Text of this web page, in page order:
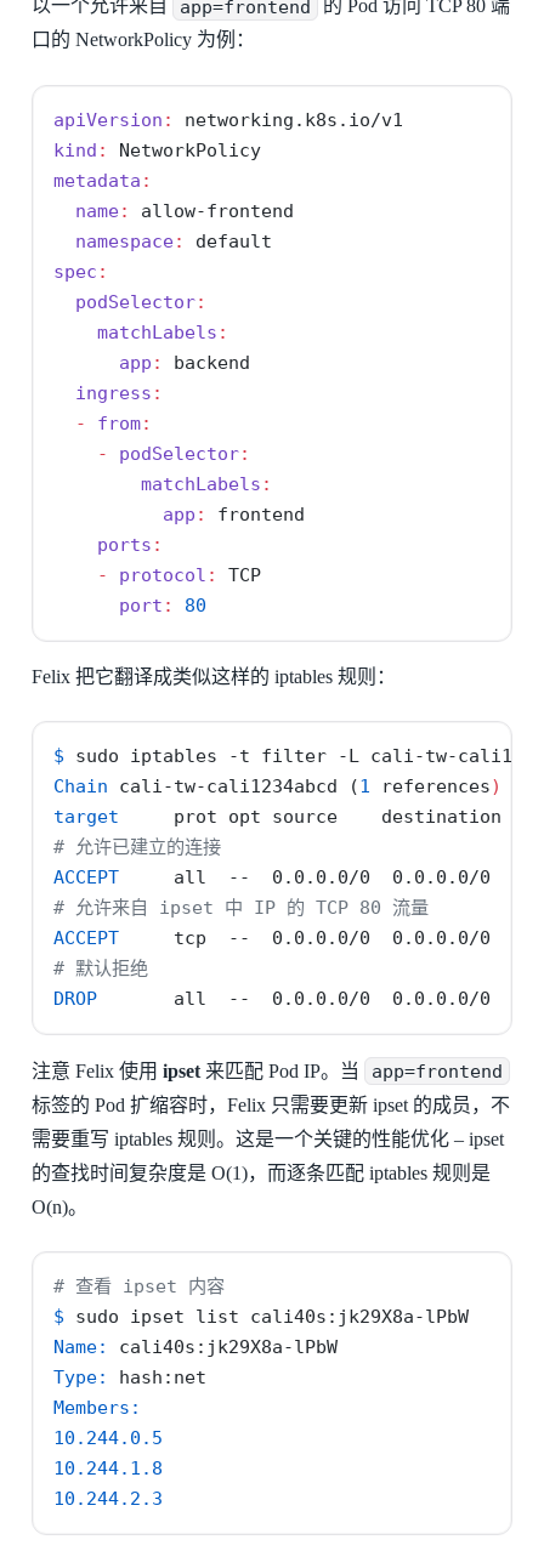
以一个允许来自 app=frontend
的 Pod 访问 TCP 80 端
口的 NetworkPolicy 为例：
apiVersion :
networking.k8s.io/v1
kind :
NetworkPolicy
metadata :
name:
allow-frontend
namespace:
default
spec :
podSelector:
matchLabels :
app :
backend
ingress :
-
from:
-
podSelector:
matchLabels :
app :
frontend
ports :
-
protocol :
TCP
port : 80
Felix 把它翻译成类似这样的 iptables 规则：
$ sudo iptables -t filter -L cali-tw-
Chain cali-tw-cali1234abcd (1 references)
target
     prot opt source    destination
# 允许已建立的连接
ACCEPT
     all
--
0.0.0.0/0  0.0.0.0/0
# 允许来自 ipset 中 IP 的 TCP 80 流量
ACCEPT
     tcp
--
0.0.0.0/0  0.0.0.0/0
# 默认拒绝
DROP
       all
--
  0.0.0.0/0  0.0.0.0/0
注意 Felix 使用 ipset来匹配 Pod IP。当 app=frontend
标签的 Pod 扩缩容时，Felix 只需要更新 ipset 的成员，不
需要重写 iptables 规则。这是一个关键的性能优化 – ipset
的查找时间复杂度是 O(1)，而逐条匹配 iptables 规则是
O(n)。
# 查看 ipset 内容
$ sudo ipset list cali40s:jk29X8a-lPbW
Name:
cali40s:jk29X8a-lPbW
Type:
hash:net
Members:
10.244.0.5
10.244.1.8
10.244.2.3